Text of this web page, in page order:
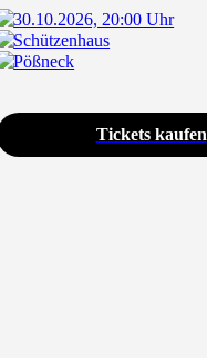
30.10.2026, 20:00 Uhr
Schützenhaus
Pößneck
Tickets kaufen